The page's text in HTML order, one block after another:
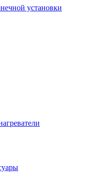
установки